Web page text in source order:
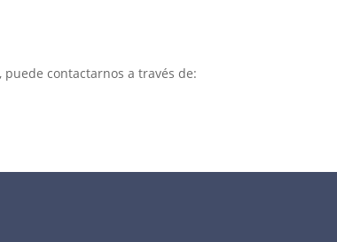
contactarnos a través de: